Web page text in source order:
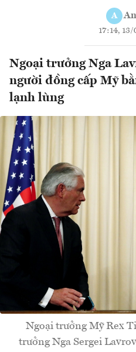
A
17:14,
Ngoại trưởng Nga
người đồng cấp Mỹ
lạnh lùng
Ngoại trưởng Mỹ Rex
trưởng Nga Sergei